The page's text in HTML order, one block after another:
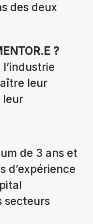
des deux
?
leur
leur
de 3 ans et
d’expérience
secteurs